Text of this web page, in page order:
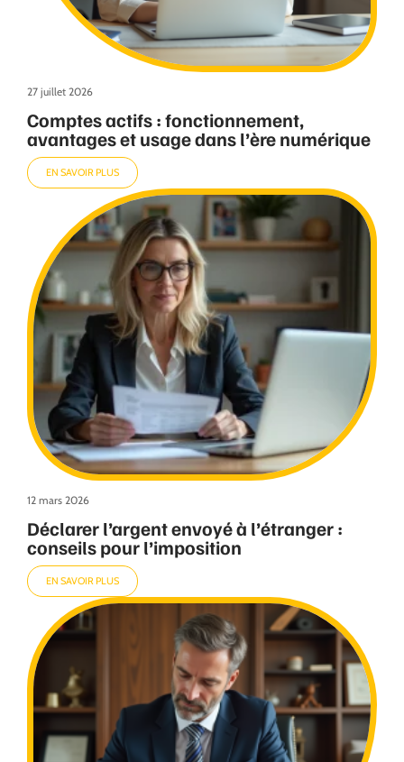
27 juillet 2026
Comptes actifs : fonctionnement,
avantages et usage dans l’ère numérique
EN SAVOIR PLUS
12 mars 2026
Déclarer l’argent envoyé à l’étranger :
conseils pour l’imposition
EN SAVOIR PLUS